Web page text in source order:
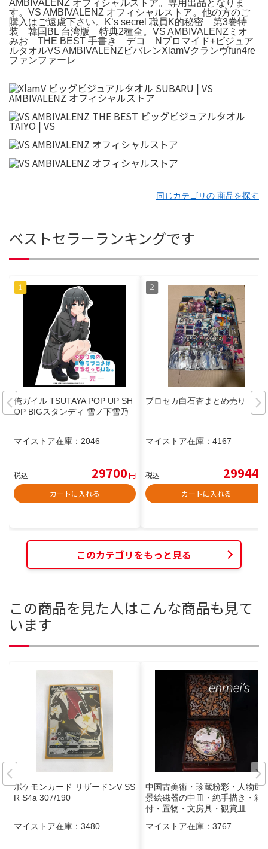
AMBIVALENZ オフィシャルストア。専用出品となりま
す。VS AMBIVALENZ オフィシャルストア。他の方のご
購入はご遠慮下さい。K‘s secrel 職員K的秘密 第3巻特
装 韓国BL 台湾版 特典2種全。VS AMBIVALENZミオ
みお THE BEST 手書き デコ Nブロマイド+ビジュア
ルタオルVS AMBIVALENZビバレンXlamVクランヴfun4re
ファンファーレ
同じカテゴリの 商品を探す
ベストセラーランキングです
俺ガイル TSUTAYA POP UP SH
OP BIGスタンディ 雪ノ下雪乃
マイストア在庫： 2046
税込 29700円
カートに入れる
プロセカ白石杏まとめ売り
マイストア在庫： 4167
税込 29944
カートに入れる
このカテゴリをもっと見る
この商品を見た人はこんな商品も見て
います
ポケモンカード リザードンV SS
R S4a 307/190
マイストア在庫： 3480
中国古美術・珍蔵粉彩・人物風
景絵磁器の中皿・純手描き・箱
付・置物・文房具・観賞皿
マイストア在庫： 3767